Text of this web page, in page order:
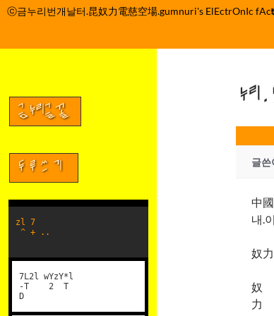
컨
기
ⓒ금누리번개날터.昆奴力電慈空場.gumnuri's ElEctrOnIc
박정관 조명
누
글쓴
中
내.
奴力
奴
力
금누리글꼴
두루쓰기
zl 7
^ + ..
7L2l wYzY*l
-T 2 T
D